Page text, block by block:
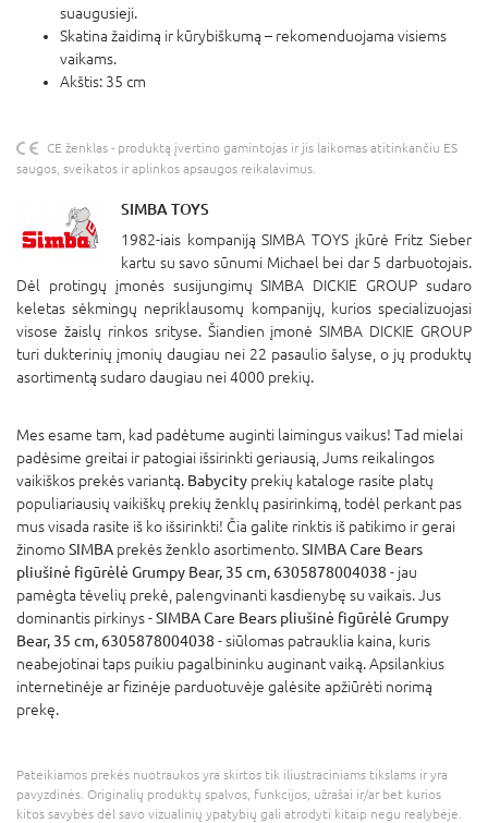
suaugusieji.
Skatina žaidimą ir kūrybiškumą – rekomenduojama visiems
vaikams.
Akštis: 35 cm
CE ženklas - produktą įvertino gamintojas ir jis laikomas atitinkančiu ES
saugos, sveikatos ir aplinkos apsaugos reikalavimus.
SIMBA TOYS
1982-iais kompaniją SIMBA TOYS įkūrė Fritz Sieber
kartu su savo sūnumi Michael bei dar 5 darbuotojais.
Dėl protingų įmonės susijungimų SIMBA DICKIE GROUP sudaro
keletas sėkmingų nepriklausomų kompanijų, kurios specializuojasi
visose žaislų rinkos srityse. Šiandien įmonė SIMBA DICKIE GROUP
turi dukterinių įmonių daugiau nei 22 pasaulio šalyse, o jų produktų
asortimentą sudaro daugiau nei 4000 prekių.
Mes esame tam, kad padėtume auginti laimingus vaikus! Tad mielai
padėsime greitai ir patogiai išsirinkti geriausią, Jums reikalingos
vaikiškos prekės variantą. Babycity prekių kataloge rasite platų
populiariausių vaikiškų prekių ženklų pasirinkimą, todėl perkant pas
mus visada rasite iš ko išsirinkti! Čia galite rinktis iš patikimo ir gerai
žinomoSIMBA prekės ženklo asortimento.SIMBA Care Bears
pliušinė figūrėlė Grumpy Bear, 35 cm, 6305878004038 - jau
pamėgta tėvelių prekė, palengvinanti kasdienybę su vaikais. Jus
dominantis pirkinys -SIMBA Care Bears pliušinė figūrėlė Grumpy
Bear, 35 cm, 6305878004038 - siūlomas patrauklia kaina, kuris
neabejotinai taps puikiu pagalbininku auginant vaiką. Apsilankius
internetinėje ar fizinėje parduotuvėje galėsite apžiūrėti norimą
prekę.
Pateikiamos prekės nuotraukos yra skirtos tik iliustraciniams tikslams ir yra
pavyzdinės. Originalių produktų spalvos, funkcijos, užrašai ir/ar bet kurios
kitos savybės dėl savo vizualinių ypatybių gali atrodyti kitaip negu realybėje.